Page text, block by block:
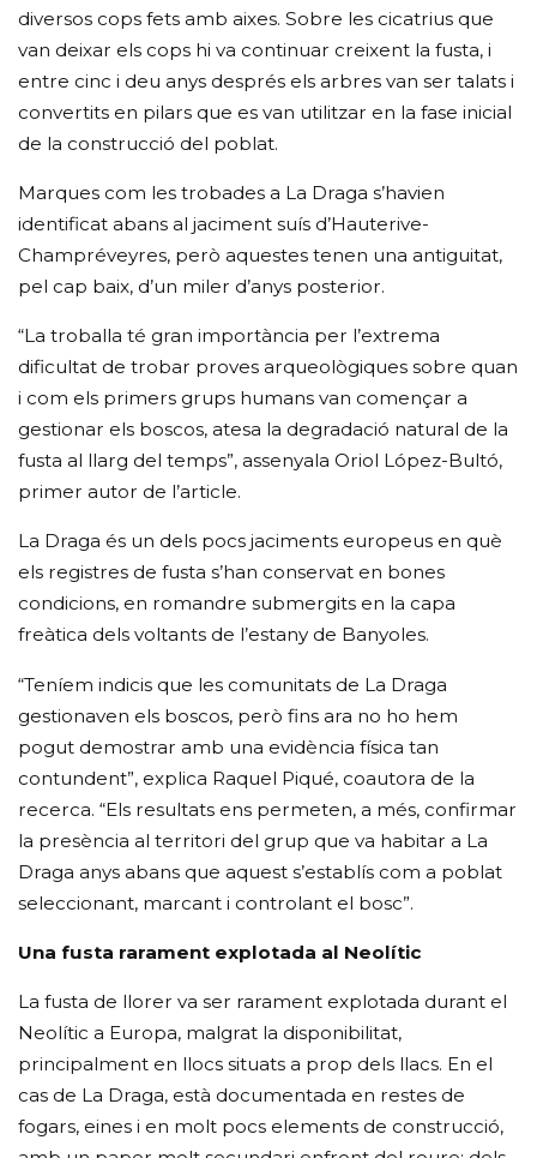
diversos cops fets amb aixes. Sobre les cicatrius que
van deixar els cops hi va continuar creixent la fusta, i
entre cinc i deu anys després els arbres van ser talats i
convertits en pilars que es van utilitzar en la fase inicial
de la construcció del poblat.
Marques com les trobades a La Draga s’havien
identificat abans al jaciment suís d’Hauterive-
Champréveyres, però aquestes tenen una antiguitat,
pel cap baix, d’un miler d’anys posterior.
“La troballa té gran importància per l’extrema
dificultat de trobar proves arqueològiques sobre quan
i com els primers grups humans van començar a
gestionar els boscos, atesa la degradació natural de la
fusta al llarg del temps”, assenyala Oriol López-Bultó,
primer autor de l’article.
La Draga és un dels pocs jaciments europeus en què
els registres de fusta s’han conservat en bones
condicions, en romandre submergits en la capa
freàtica dels voltants de l’estany de Banyoles.
“Teníem indicis que les comunitats de La Draga
gestionaven els boscos, però fins ara no ho hem
pogut demostrar amb una evidència física tan
contundent”, explica Raquel Piqué, coautora de la
recerca. “Els resultats ens permeten, a més, confirmar
la presència al territori del grup que va habitar a La
Draga anys abans que aquest s’establís com a poblat
seleccionant, marcant i controlant el bosc”.
Una fusta rarament explotada al Neolític
La fusta de llorer va ser rarament explotada durant el
Neolític a Europa, malgrat la disponibilitat,
principalment en llocs situats a prop dels llacs. En el
cas de La Draga, està documentada en restes de
fogars, eines i en molt pocs elements de construcció,